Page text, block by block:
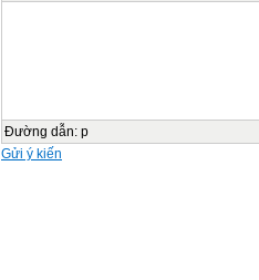
Đường dẫn: p
Gửi ý kiến